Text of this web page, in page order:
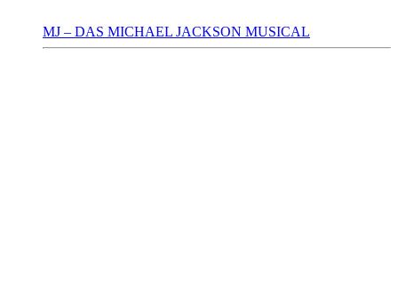
MJ – DAS MICHAEL JACKSON MUSICAL